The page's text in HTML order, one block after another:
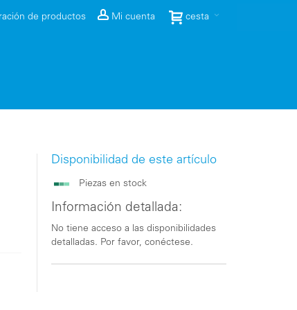
cesta
Mi cuenta
de productos
Disponibilidad de este artículo
Piezas en stock
Información detallada:
No tiene acceso a las disponibilidades
detalladas. Por favor, conéctese.